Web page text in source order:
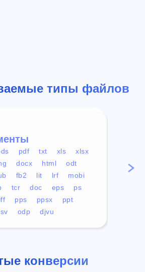
типы файлов
pdf txt xls
xlsx
docx html
odt
fb2 lit lrf
mobi
tcr doc eps
ps
pps ppsx
ppt
odp djvu
mp4
конверсии